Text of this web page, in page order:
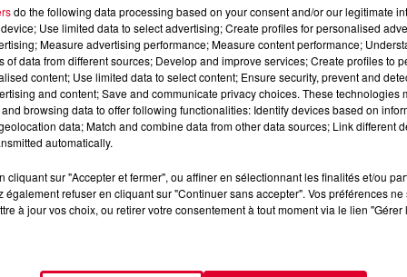
fête réussie.
décennies à organiser des soirées, de Paris (Palace,
avait le DJ parfait, elle en a invité énormément d’autres,
faire pâlir n’importe quel label ou festival !
«Djaayz ». Le principe,mettre en relation des DJs
une autre entreprise, par exemple pour rendre moins
sur les chansons d’Indochine !
parmi2000 DJs (c’est énorme !),des univers musicaux:
Rock. Déjà ça permet d’être certains qu’on aimera
do the following data processing based on your consent and/or our legitimate
Use limited data to select advertising; Create profiles for personalised
Measure advertising performance; Measure content performance;
of data from different sources; Develop and improve services; Create profiles to
content; Use limited data to select content; Ensure security, prevent and
and content; Save and communicate privacy choices. These technologies
browsing data to offer following functionalities: Identify devices based on
data; Match and combine data from other data sources; Link different
automatically.
cliquant sur "Accepter et fermer", ou affiner en sélectionnant les finalités et/ou
également refuser en cliquant sur "Continuer sans accepter". Vos préférences
à jour vos choix, ou retirer votre consentement à tout moment via le lien